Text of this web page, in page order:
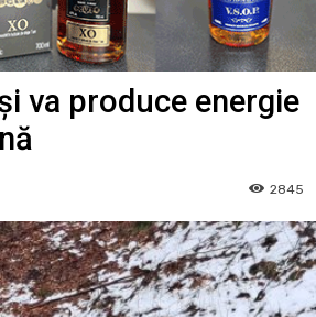
va produce energie
2845